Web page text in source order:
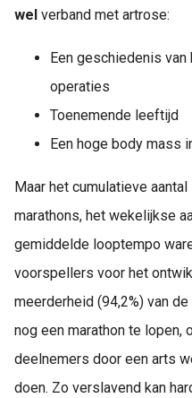
wel verband met artrose:
Een geschiedenis
operaties
Toenemende leeftijd
Een hoge body mass
Maar het cumulatieve
marathons, het wekelijkse
gemiddelde looptempo
voorspellers voor het
meerderheid (94,2%) van
nog een marathon te lopen,
deelnemers door een arts
doen. Zo verslavend kan